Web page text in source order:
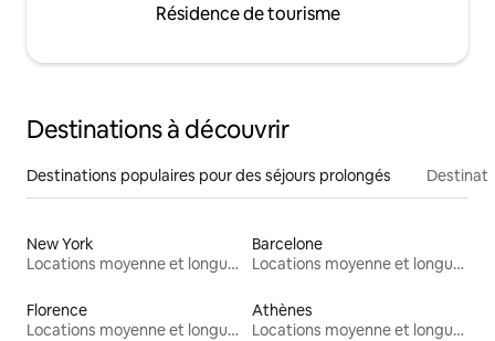
Résidence de tourisme
Destinations à découvrir
Destinations populaires pour des séjours prolongés
New York
Locations moyenne et longue durée
Barcelone
Locations moyenne et longue durée
Florence
Locations moyenne et longue durée
Athènes
Locations moyenne et longue durée